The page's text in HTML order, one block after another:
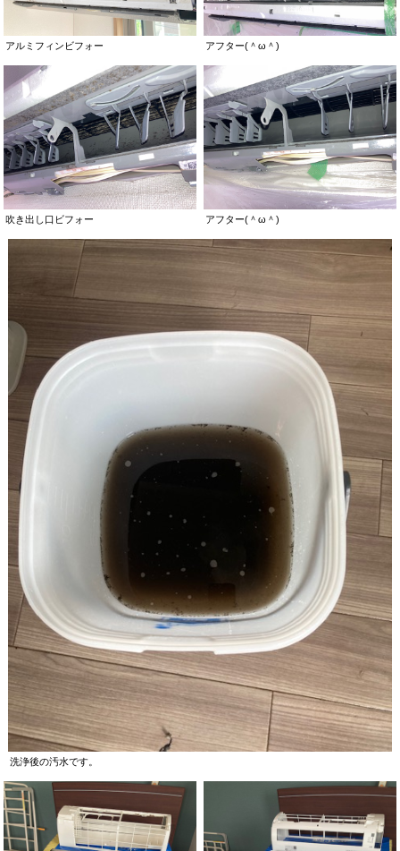
アルミフィンビフォー アフター(＾ω＾)
吹き出し口ビフォー アフター(＾ω＾)
洗浄後の汚水です。